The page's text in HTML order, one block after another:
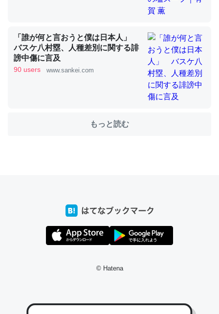
ウチもEchoを実家に置いて４年。でたまに覗いてる。ぼ
位置情報を共有してる。電池残量や充電中かが分かるので
これ見て生きてるなって分かる。
─たまにLINEするくらいだった遠方の父67歳と僕。ITツール導入で
コミュニケーションが劇的に変化した｜tayorini by LIFULL介護
ちょうど同じ理由でEcho Show 8を設定中でした。Prime
回線代ほとんどかからないですよ。参考：
─たまにLINEするくらいだった遠方の父67歳と僕。ITツール導入で
「誰が何と言おうと僕は日本人」
バスケ八村塁、人種差別に関する誹
謗中傷に言及
90 users www.sankei.com
もっと読む
© Hatena